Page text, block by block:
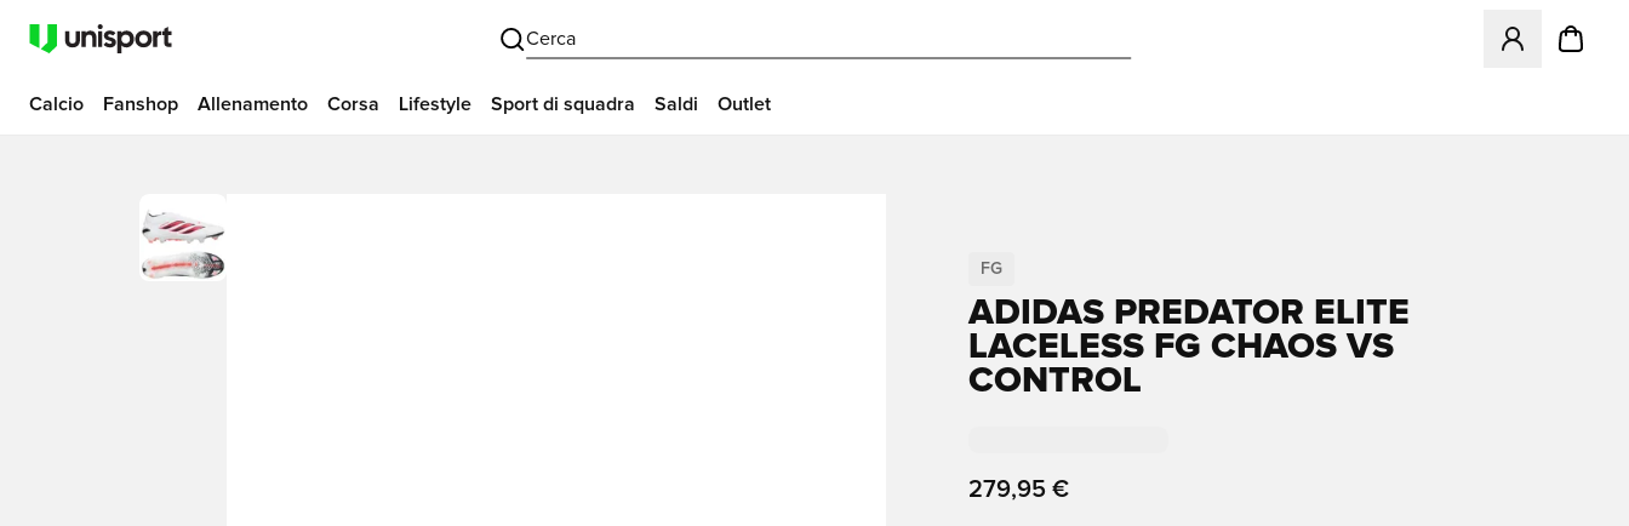
Cerca
Apre una
Calcio Fanshop Allenamento Corsa Lifestyle Sport di squadra Saldi Outlet
FG
ADIDAS PREDATOR ELITE
LACELESS FG CHAOS VS
CONTROL
279,95 €